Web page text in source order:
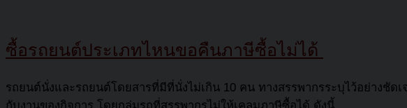
ซื้อรถยนต์ประเภทไหนขอคืนภาษีซื้อไม่ได้
รถยนต์นั่งและรถยนต์โดยสารที่มีที่นั่งไม่เกิน 10 คน ทางสรรพากรระบุไว้อย่างชัดเ